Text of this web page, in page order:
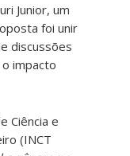
Junior, um
foi unir
discussões
impacto
Ciência e
(INCT